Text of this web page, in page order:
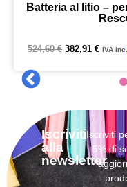
Batteria al litio –
524,60€ 382,91 € IVA inc.
Iscriviti
alla
newsletter
Iscriviti
5% di